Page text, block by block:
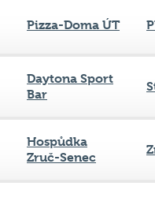
Pizza-Doma ÚT
Daytona Sport
Bar
Hospůdka
Zruč-Senec